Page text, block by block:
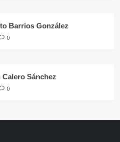
Barrios González
0
Sánchez
0